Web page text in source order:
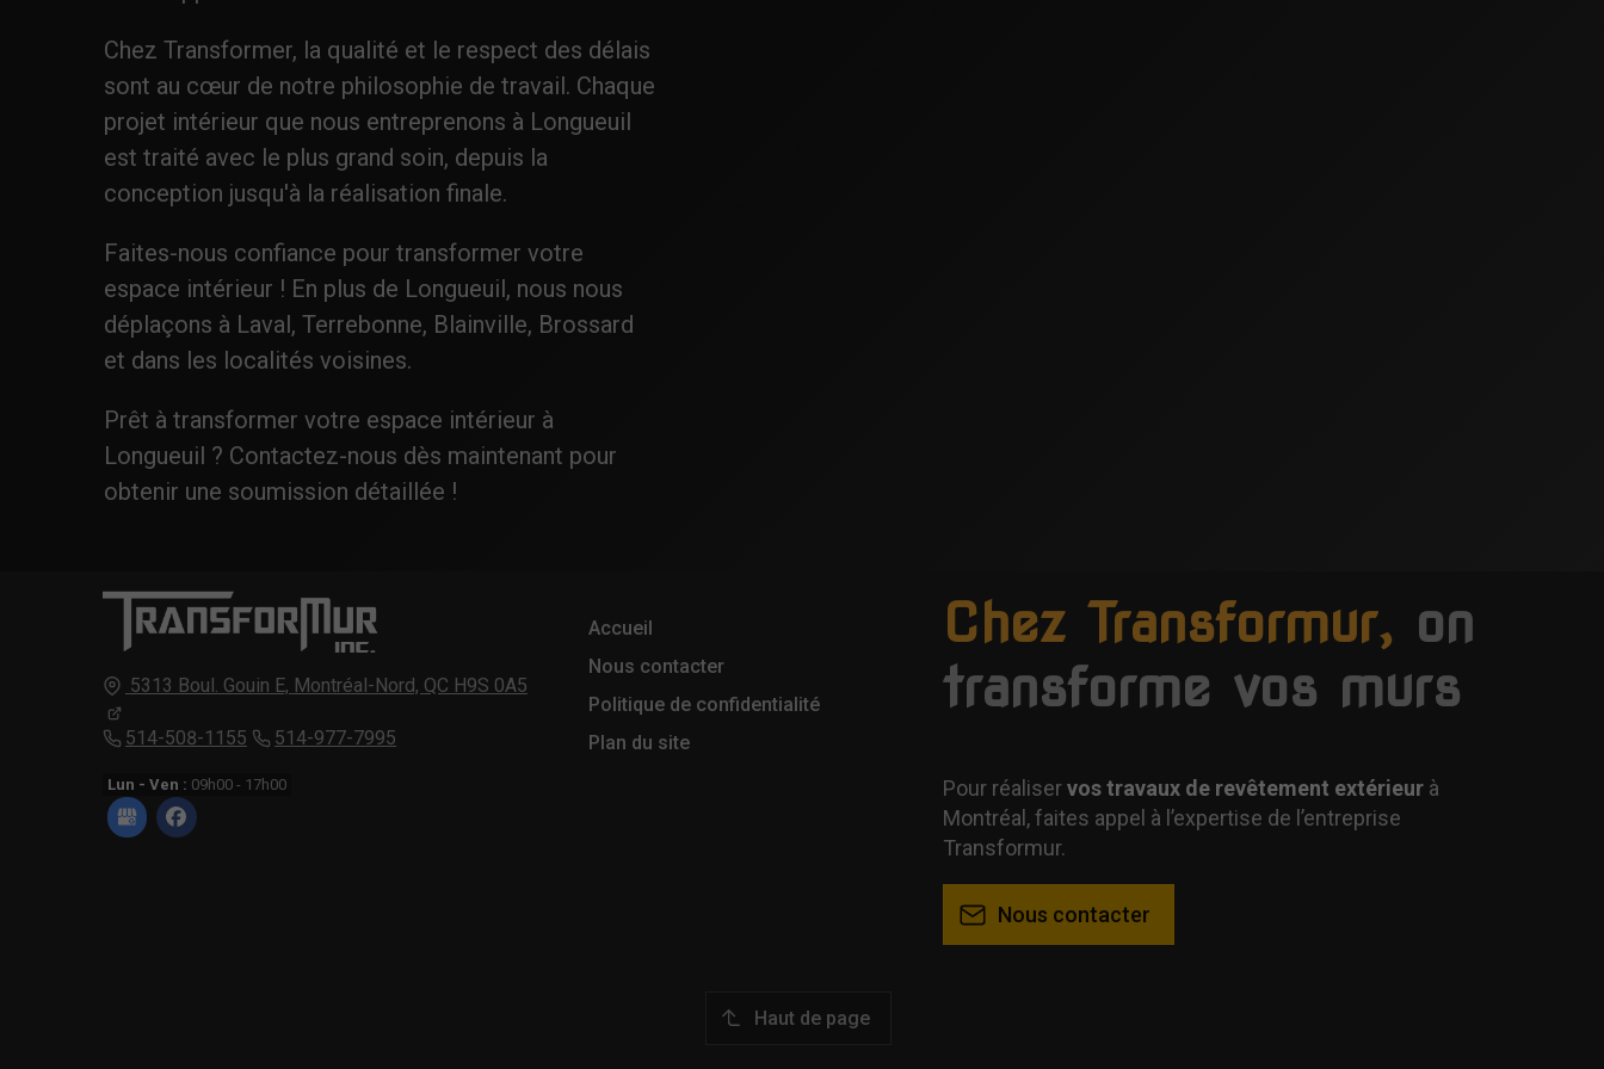
Chez Transformer, la qualité et le respect des délais
sont au cœur de notre philosophie de travail. Chaque
projet intérieur que nous entreprenons à Longueuil
est traité avec le plus grand soin, depuis la
conception jusqu'à la réalisation finale.
Faites-nous confiance pour transformer votre
espace intérieur ! En plus de Longueuil, nous nous
déplaçons à Laval, Terrebonne, Blainville, Brossard
et dans les localités voisines.
Prêt à transformer votre espace intérieur à
Longueuil ? Contactez-nous dès maintenant pour
obtenir une soumission détaillée !
5313 Boul. Gouin E, Montréal-Nord, QC H9S 0A5
514-508-1155 514-977-7995
Lun - Ven : 09h00 - 17h00
Accueil
Nous contacter
Politique de confidentialité
Plan du site
Chez Transformur, on
transforme vos murs
Pour réaliservos travaux de revêtement extérieur à
Montréal, faites appel à l’expertise de l’entreprise
Transformur.
Nous contacter
Haut de page